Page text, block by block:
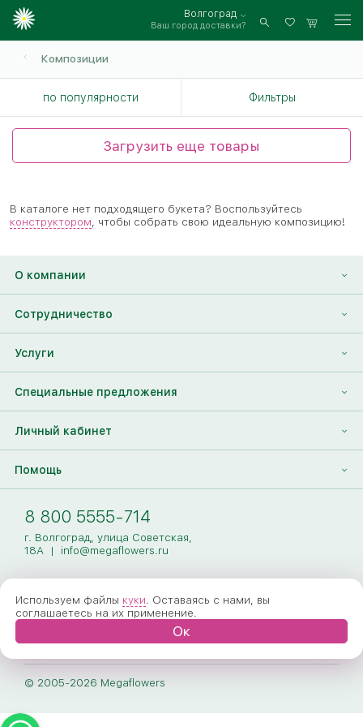
Волгоград
Ваш город доставки? Войти
Композиции
по популярности Фильтры
Загрузить еще товары
В каталоге нет подходящего букета? Воспользуйтесь
конструктором, чтобы собрать свою идеальную композицию!
8 800 5555-714
г. Волгоград, улица Советская,
18А | info@megaflowers.ru
О компании
О нас
Контакты
Видеогалерея
Новости
Сотрудничество
Франшиза
Партнеры Megaflowers
Услуги
Найти друга
Доставка цветов за границу
Специальные предложения
Накопительные скидки
Личный кабинет
Вход
Помощь
Оплата
Как заказать
Обработка персональных данных
© 2005-2026 Megaflowers
Используем файлы куки. Оставаясь с нами, вы
соглашаетесь на их применение.
Ок